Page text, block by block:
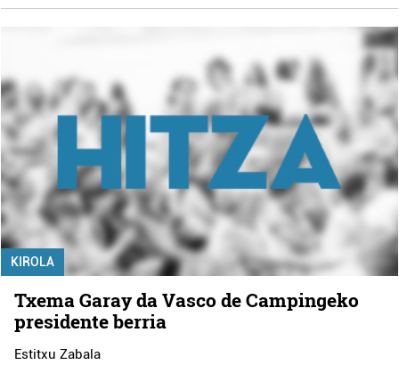
KIROLA
Txema Garay da Vasco de Campingeko
presidente berria
Estitxu Zabala